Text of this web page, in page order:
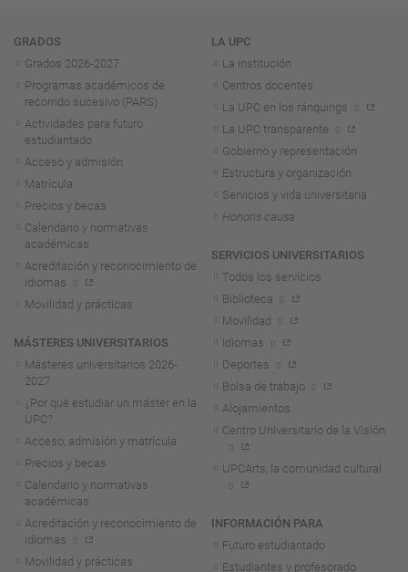
Navegación
GRADOS
Grados 2026-2027
Programas académicos de
recorrido sucesivo (PARS)
Actividades para futuro
estudiantado
Acceso y admisión
Matrícula
Precios y becas
Calendario y normativas
académicas
Acreditación y reconocimiento de
idiomas
Movilidad y prácticas
MÁSTERES UNIVERSITARIOS
Másteres universitarios 2026-
2027
¿Por qué estudiar un máster en la
UPC?
Acceso, admisión y matrícula
Precios y becas
Calendario y normativas
académicas
Acreditación y reconocimiento de
idiomas
Movilidad y prácticas
LA UPC
La institución
Centros docentes
La UPC en los ránquings
La UPC transparente
Gobierno y representación
Estructura y organización
Servicios y vida universitaria
Honoris causa
SERVICIOS UNIVERSITARIOS
Todos los servicios
Biblioteca
Movilidad
Idiomas
Deportes
Bolsa de trabajo
Alojamientos
Centro Universitario de la Visión
UPCArts, la comunidad cultural
INFORMACIÓN PARA
Futuro estudiantado
Estudiantes y profesorado